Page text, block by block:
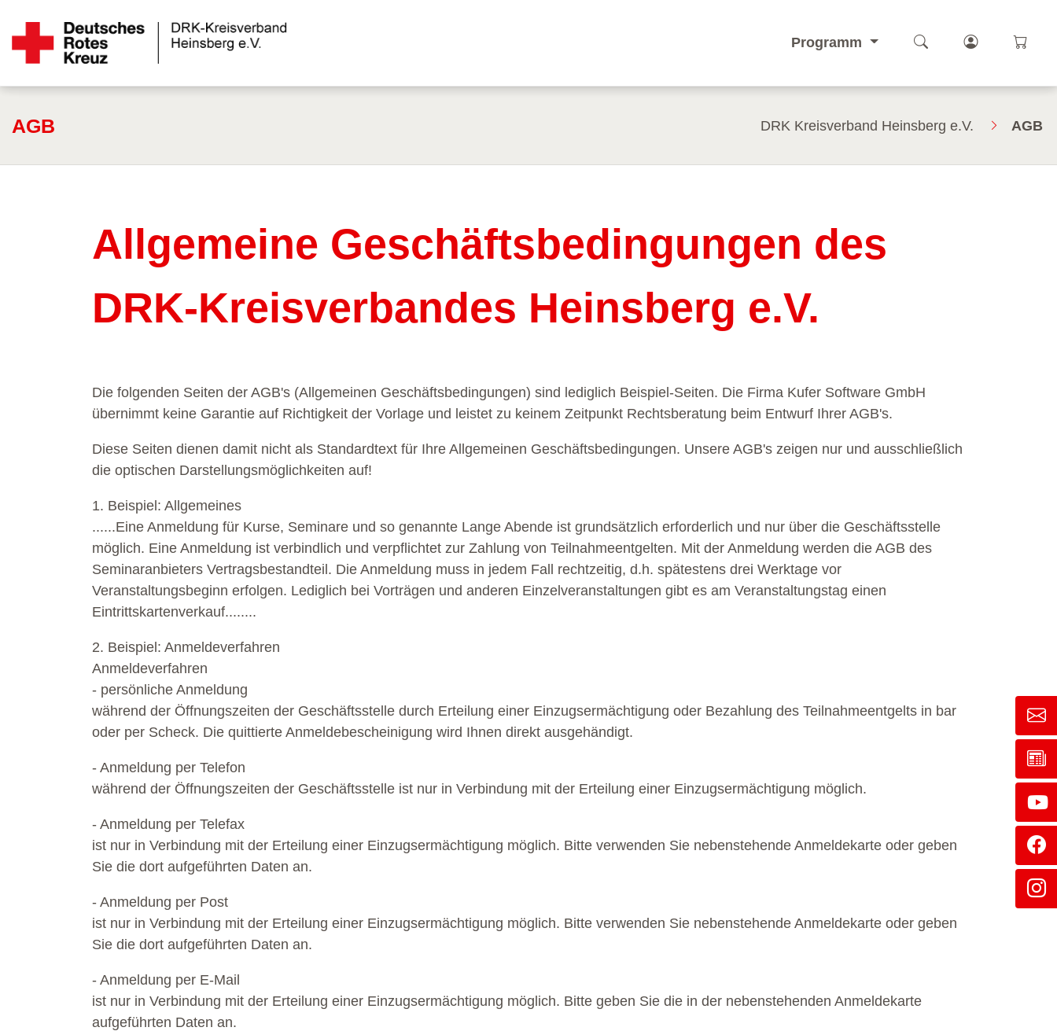
Programm Kurssuche öffnen
Login-
AGB DRK Kreisverband Heinsberg e.V. AGB
Allgemeine Geschäftsbedingungen des
DRK-Kreisverbandes Heinsberg e.V.
Die folgenden Seiten der AGB's (Allgemeinen Geschäftsbedingungen) sind lediglich Beispiel-Seiten. Die Firma Kufer Software GmbH
übernimmt keine Garantie auf Richtigkeit der Vorlage und leistet zu keinem Zeitpunkt Rechtsberatung beim Entwurf Ihrer AGB's.
Diese Seiten dienen damit nicht als Standardtext für Ihre Allgemeinen Geschäftsbedingungen. Unsere AGB's zeigen nur und ausschließlich
die optischen Darstellungsmöglichkeiten auf!
1. Beispiel: Allgemeines
......Eine Anmeldung für Kurse, Seminare und so genannte Lange Abende ist grundsätzlich erforderlich und nur über die Geschäftsstelle
möglich. Eine Anmeldung ist verbindlich und verpflichtet zur Zahlung von Teilnahmeentgelten. Mit der Anmeldung werden die AGB des
Seminaranbieters Vertragsbestandteil. Die Anmeldung muss in jedem Fall rechtzeitig, d.h. spätestens drei Werktage vor
Veranstaltungsbeginn erfolgen. Lediglich bei Vorträgen und anderen Einzelveranstaltungen gibt es am Veranstaltungstag einen
Eintrittskartenverkauf........
2. Beispiel: Anmeldeverfahren
Anmeldeverfahren
- persönliche Anmeldung
während der Öffnungszeiten der Geschäftsstelle durch Erteilung einer Einzugsermächtigung oder Bezahlung des Teilnahmeentgelts in bar
oder per Scheck. Die quittierte Anmeldebescheinigung wird Ihnen direkt ausgehändigt.
- Anmeldung per Telefon
während der Öffnungszeiten der Geschäftsstelle ist nur in Verbindung mit der Erteilung einer Einzugsermächtigung möglich.
- Anmeldung per Telefax
ist nur in Verbindung mit der Erteilung einer Einzugsermächtigung möglich. Bitte verwenden Sie nebenstehende Anmeldekarte oder geben
Sie die dort aufgeführten Daten an.
- Anmeldung per Post
ist nur in Verbindung mit der Erteilung einer Einzugsermächtigung möglich. Bitte verwenden Sie nebenstehende Anmeldekarte oder geben
Sie die dort aufgeführten Daten an.
- Anmeldung per E-Mail
ist nur in Verbindung mit der Erteilung einer Einzugsermächtigung möglich. Bitte geben Sie die in der nebenstehenden Anmeldekarte
aufgeführten Daten an.